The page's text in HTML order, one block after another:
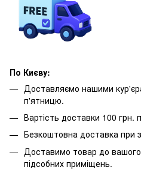
По Києву:
Доставляємо нашими
п'ятницю.
Вартість доставки 100 грн.
Безкоштовна доставка при
Доставимо товар до
підсобних приміщень.